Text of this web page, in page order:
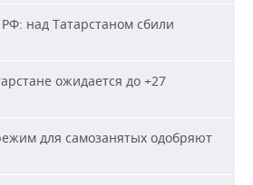
над Татарстаном сбили
ожидается до +27
для самозанятых одобряют